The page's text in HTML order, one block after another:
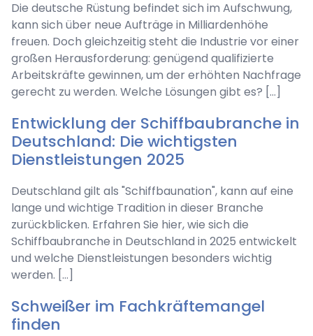
Die deutsche Rüstung befindet sich im Aufschwung,
kann sich über neue Aufträge in Milliardenhöhe
freuen. Doch gleichzeitig steht die Industrie vor einer
großen Herausforderung: genügend qualifizierte
Arbeitskräfte gewinnen, um der erhöhten Nachfrage
gerecht zu werden. Welche Lösungen gibt es? […]
Entwicklung der Schiffbaubranche in
Deutschland: Die wichtigsten
Dienstleistungen 2025
Deutschland gilt als "Schiffbaunation", kann auf eine
lange und wichtige Tradition in dieser Branche
zurückblicken. Erfahren Sie hier, wie sich die
Schiffbaubranche in Deutschland in 2025 entwickelt
und welche Dienstleistungen besonders wichtig
werden. […]
Schweißer im Fachkräftemangel
finden